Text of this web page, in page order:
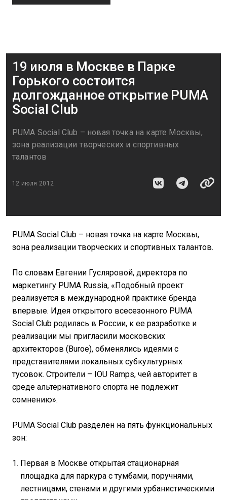
19 июля в Москве в Парке
Горького состоится
долгожданное открытие PUMA
Social Club
PUMA Social Club – новая точка на карте Москвы,
зона реализации творческих и спортивных
талантов
12 июля 2012
PUMA Social Club – новая точка на карте Москвы,
зона реализации творческих и спортивных талантов.
По словам Евгении Гусляровой, директора по
маркетингу PUMA Russia, «Подобный проект
реализуется в международной практике бренда
впервые. Идея открытого всесезонного PUMA
Social Club родилась в России, к ее разработке и
реализации мы пригласили московских
архитекторов (Buroe), обменялись идеями с
представителями локальных субкультурных
тусовок. Строители – IOU Ramps, чей авторитет в
среде альтернативного спорта не подлежит
сомнению».
PUMA Social Club разделен на пять функциональных
зон:
Первая в Москве открытая стационарная
площадка для паркура с тумбами, поручнями,
лестницами, стенами и другими урбанистическими